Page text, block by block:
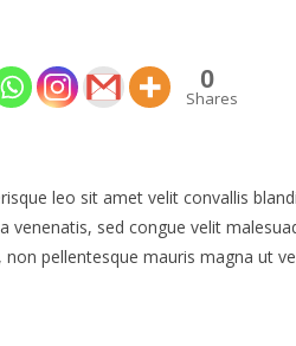
0
Shares
leo sit amet velit convallis
sed congue velit
pellentesque mauris magna ut